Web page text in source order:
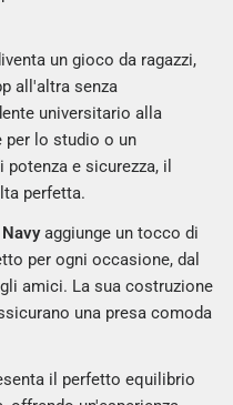
un gioco da ragazzi,
all'altra senza
universitario alla
per lo studio o un
e sicurezza, il
perfetta.
aggiunge un tocco di
per ogni occasione, dal
amici. La sua costruzione
una presa comoda
il perfetto equilibrio